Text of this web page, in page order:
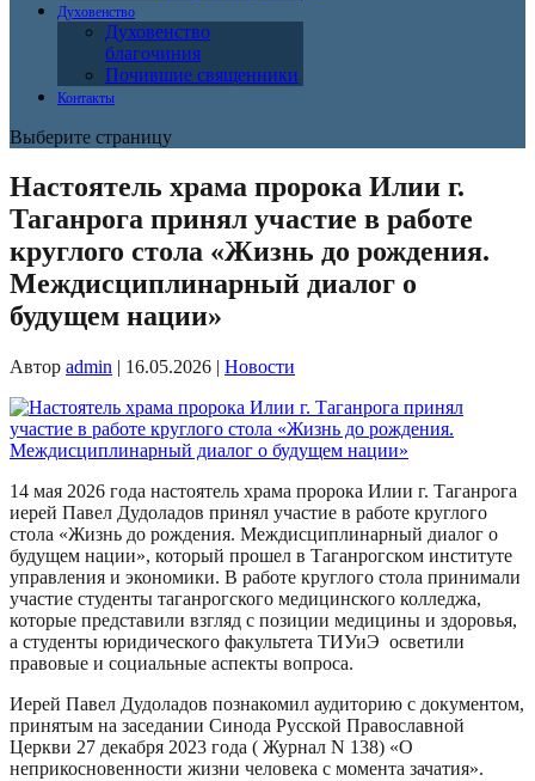
Духовенство
Духовенство
благочиния
Почившие священники
Контакты
Выберите страницу
Настоятель храма пророка Илии г.
Таганрога принял участие в работе
круглого стола «Жизнь до рождения.
Междисциплинарный диалог о
будущем нации»
Автор admin | 16.05.2026 | Новости
14 мая 2026 года настоятель храма пророка Илии г. Таганрога
иерей Павел Дудоладов принял участие в работе круглого
стола «Жизнь до рождения. Междисциплинарный диалог о
будущем нации», который прошел в Таганрогском институте
управления и экономики. В работе круглого стола принимали
участие студенты таганрогского медицинского колледжа,
которые представили взгляд с позиции медицины и здоровья,
а студенты юридического факультета ТИУиЭ осветили
правовые и социальные аспекты вопроса.
Иерей Павел Дудоладов познакомил аудиторию с документом,
принятым на заседании Синода Русской Православной
Церкви 27 декабря 2023 года ( Журнал N 138) «О
неприкосновенности жизни человека с момента зачатия».